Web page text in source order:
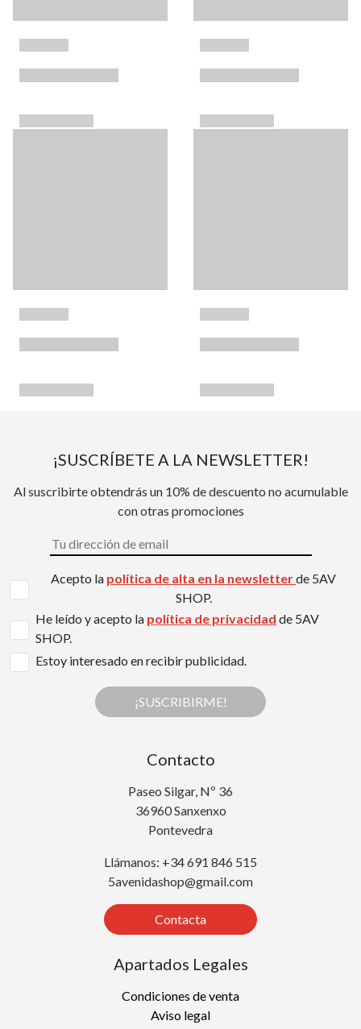
¡SUSCRÍBETE A LA NEWSLETTER!
Al suscribirte obtendrás un 10% de descuento no acumulable
con otras promociones
Acepto la política de alta en la newsletterde 5AV
SHOP.
He leído y acepto la política de privacidad de 5AV
SHOP.
Estoy interesado en recibir publicidad.
¡SUSCRIBIRME!
Contacto
Paseo Silgar, Nº 36
36960 Sanxenxo
Pontevedra
Llámanos: +34 691 846 515
5avenidashop@gmail.com
Contacta
Apartados Legales
Condiciones de venta
Aviso legal